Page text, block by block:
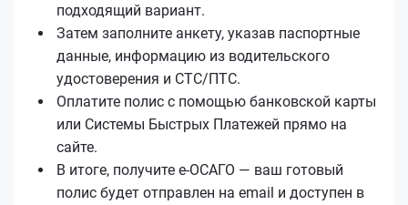
подходящий вариант.
Затем заполните анкету, указав паспортные
данные, информацию из водительского
удостоверения и СТС/ПТС.
Оплатите полис с помощью банковской карты
или Системы Быстрых Платежей прямо на
сайте.
В итоге, получите е‑ОСАГО — ваш готовый
полис будет отправлен на email и доступен в